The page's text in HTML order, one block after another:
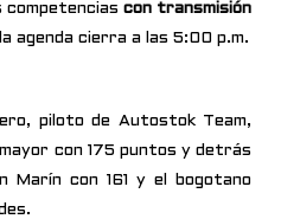
competencias con transmisión
agenda cierra a las 5:00 p.m.
piloto de Autostok Team,
con 175 puntos y detrás
Marín con 161 y el bogotano